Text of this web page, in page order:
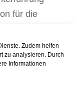
Zudem helfen
zu analysieren. Durch
Informationen
für die
als Start-